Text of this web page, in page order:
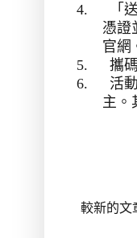
4.
「送
憑證
官網
5.
攜
6.
活
主。
較新的文